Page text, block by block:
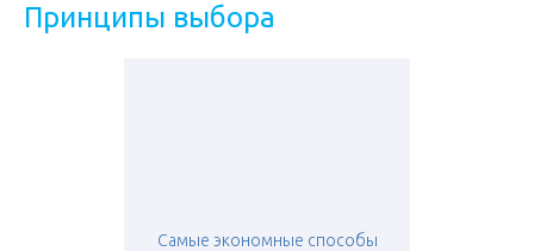
Принципы выбора
Самые экономные способы